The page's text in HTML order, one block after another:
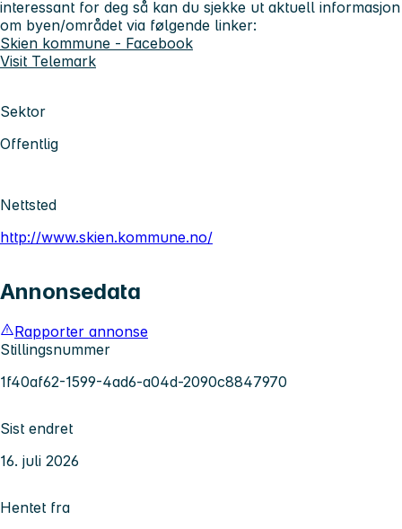
interessant for deg så kan du sjekke ut aktuell informasjon
om byen/området via følgende linker:
Skien kommune - Facebook
Visit Telemark
Sektor
Offentlig
Nettsted
http://www.skien.kommune.no/
Annonsedata
Rapporter annonse
Stillingsnummer
1f40af62-1599-4ad6-a04d-2090c8847970
Sist endret
16. juli 2026
Hentet fra